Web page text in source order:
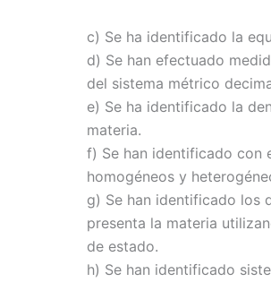
c) Se ha identificado la
d) Se han efectuado
del sistema métrico
e) Se ha identificado la
materia.
f) Se han identificado con
homogéneos y
g) Se han identificado los
presenta la materia
de estado.
h) Se han identificado